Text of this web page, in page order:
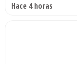
Hace 4 horas